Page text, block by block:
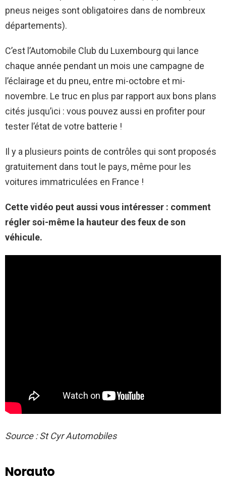
pneus neiges sont obligatoires dans de nombreux
départements).
C’est l’Automobile Club du Luxembourg qui lance
chaque année pendant un mois une campagne de
l’éclairage et du pneu, entre mi-octobre et mi-
novembre. Le truc en plus par rapport aux bons plans
cités jusqu’ici : vous pouvez aussi en profiter pour
tester l’état de votre batterie !
Il y a plusieurs points de contrôles qui sont proposés
gratuitement dans tout le pays, même pour les
voitures immatriculées en France !
Cette vidéo peut aussi vous intéresser : comment
régler soi-même la hauteur des feux de son
véhicule.
Source : St Cyr Automobiles
Norauto